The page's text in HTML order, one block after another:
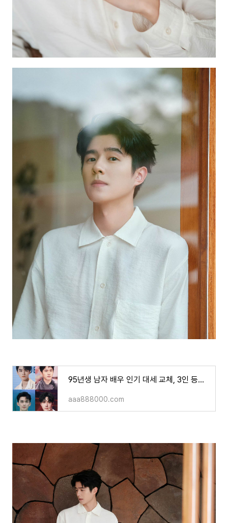
95년생 남자 배우 인기 대세 교체, 3인 등극, 2인 하락, 류호연 배우는 변방으로, 왕이보 배우는 의
aaa888000.com